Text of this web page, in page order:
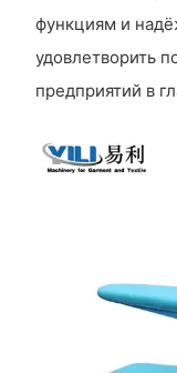
функциям и
удовлетворить
предприятий в